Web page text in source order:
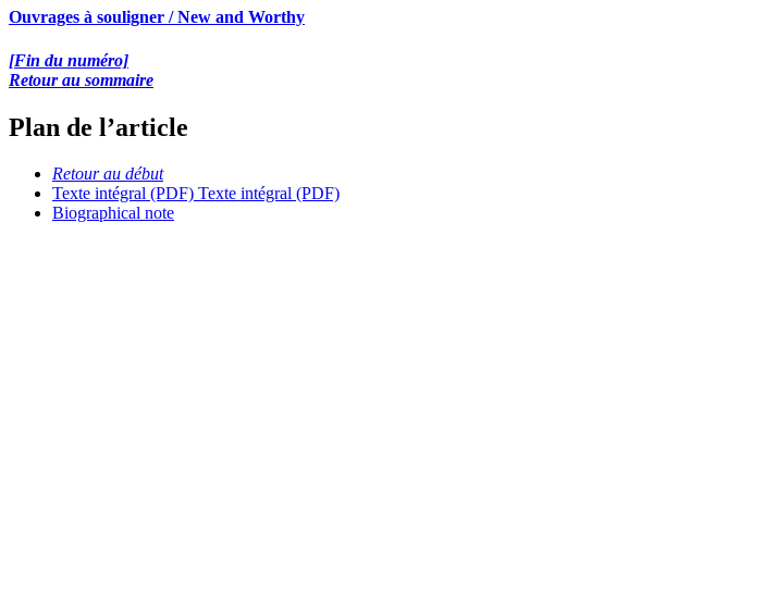
Ouvrages à souligner / New and Worthy
[Fin du numéro]
Retour au sommaire
Plan de l’article
Retour au début
Texte intégral (PDF) Texte intégral (PDF)
Biographical note